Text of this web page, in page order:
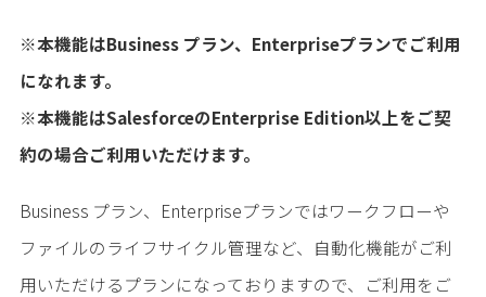
※本機能はBusiness プラン、Enterpriseプランでご利用
になれます。
※本機能はSalesforceのEnterprise Edition以上をご契
約の場合ご利用いただけます。
Business プラン、Enterpriseプランではワークフローや
ファイルのライフサイクル管理など、自動化機能がご利
用いただけるプランになっておりますので、ご利用をご